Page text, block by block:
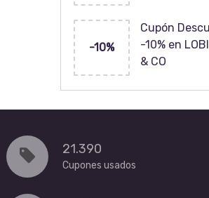
-10%
Cupón
-10% en
& CO
21.390
Cupones usados